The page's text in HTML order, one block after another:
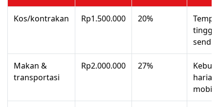
Kos/kontrakan Rp1.500.000 20%
tinggal
sendiri
Makan &
transportasi
Rp2.000.000 27%
harian